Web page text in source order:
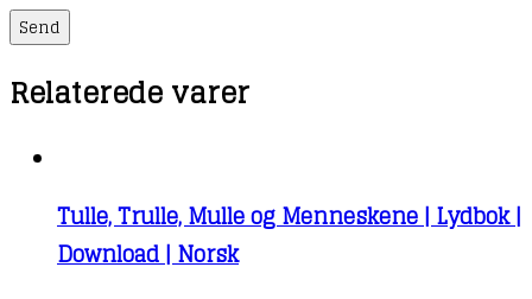
Relaterede varer
Tulle, Trulle, Mulle og Menneskene | Lydbok |
Download | Norsk